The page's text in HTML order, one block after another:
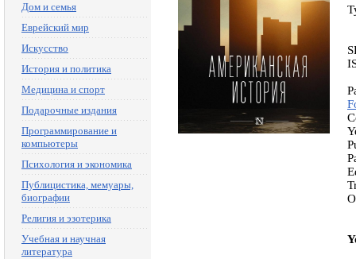
Дом и семья
Еврейский мир
Искусство
История и политика
Медицина и спорт
Подарочные издания
Программирование и
компьютеры
Психология и экономика
Публицистика, мемуары,
биографии
Религия и эзотерика
Учебная и научная
литература